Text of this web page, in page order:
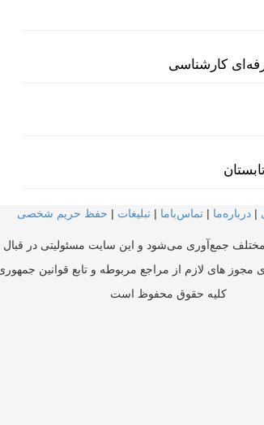
کارشناسی
| درباره‌ما | تماس‌با‌ما | تبلیغات | حفظ حریم شخصی
مختلف جمع‌آوری می‌شود و این سایت مسئولیتی در قبال
مجوز های لازم از مراجع مربوطه و تابع قوانین
کلیه حقوق محفوظ است